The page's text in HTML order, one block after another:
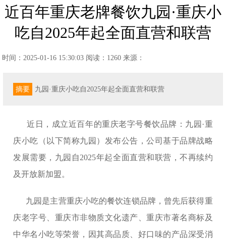
近百年重庆老牌餐饮九园·重庆小
吃自2025年起全面直营和联营
时间：2025-01-16 15:30:03 阅读：1260 来源：
摘要 九园·重庆小吃自2025年起全面直营和联营
近日，成立近百年的重庆老字号餐饮品牌：九园·重
庆小吃（以下简称九园）发布公告，公司基于品牌战略
发展需要，九园自2025年起全面直营和联营，不再续约
及开放新加盟。
九园是主营重庆小吃的餐饮连锁品牌，曾先后获得重
庆老字号、重庆市非物质文化遗产、重庆市著名商标及
中华名小吃等荣誉，因其高品质、好口味的产品深受消